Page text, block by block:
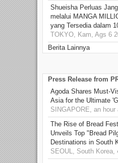
Shueisha Perluas
melalui MANGA
yang Tersedia dalam
TOKYO, Kam, Ags 6
Berita Lainnya
Press Release from
Agoda Shares Must-
Asia for the Ultimate
SINGAPORE, an hour
The Rise of Bread
Unveils Top "Bread
Destinations in South
SEOUL, South Korea,